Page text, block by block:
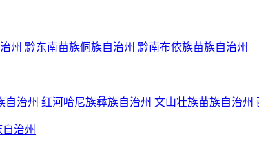
州 黔东南苗族侗族自治州 黔南布依族苗族自治州
自治州 红河哈尼族彝族自治州 文山壮族苗族自治州
治州